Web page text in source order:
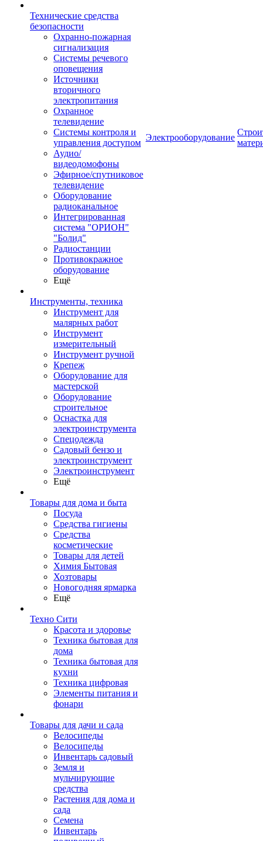
Технические средства
безопасности
Охранно-пожарная
сигнализация
Системы речевого
оповещения
Источники
вторичного
электропитания
Охранное
телевидение
Системы контроля и
управления доступом
Аудио/
видеодомофоны
Эфирное/спутниковое
телевидение
Оборудование
радиоканальное
Интегрированная
система "ОРИОН"
"Болид"
Радиостанции
Противокражное
оборудование
Ещё
Инструменты, техника
Инструмент для
малярных работ
Инструмент
измерительный
Инструмент ручной
Крепеж
Оборудование для
мастерской
Оборудование
строительное
Оснастка для
электроинструмента
Спецодежда
Садовый бензо и
электроинструмент
Электроинструмент
Ещё
Товары для дома и быта
Посуда
Средства гигиены
Средства
косметические
Товары для детей
Химия Бытовая
Хозтовары
Новогодняя ярмарка
Ещё
Техно Сити
Красота и здоровье
Техника бытовая для
дома
Техника бытовая для
кухни
Техника цифровая
Элементы питания и
фонари
Товары для дачи и сада
Велосипеды
Велосипеды
Инвентарь садовый
Земля и
мульчирующие
средства
Растения для дома и
сада
Семена
Инвентарь
Электрооборудование